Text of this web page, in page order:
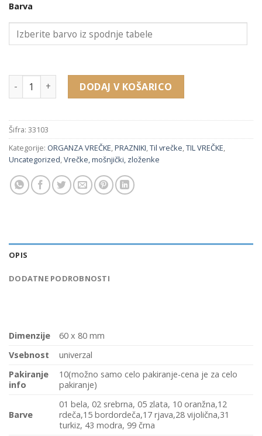
Barva
33103 til vrečkica (60 x 80 mm) količina
DODAJ V KOŠARICO
Šifra: 33103
Kategorije: ORGANZA VREČKE PRAZNIKI Til vrečke TIL VREČKE
Uncategorized Vrečke, mošnjički, zloženke
OPIS
DODATNE PODROBNOSTI
Dimenzije
60 x 80 mm
Vsebnost
univerzal
Pakiranje
info
10(možno samo celo pakiranje-cena je za celo
pakiranje)
Barve
01 bela, 02 srebrna, 05 zlata, 10 oranžna,12
rdeča,15 bordordeča,17 rjava,28 vijolična,31
turkiz, 43 modra, 99 črna